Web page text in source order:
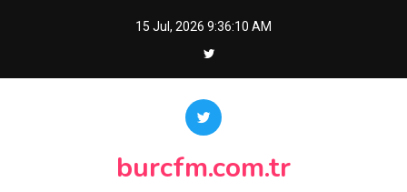
15 Jul, 2026 9:36:12 AM
burcfm.com.tr